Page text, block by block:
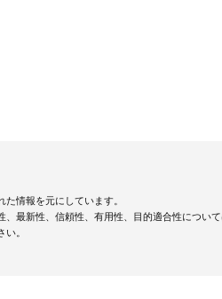
情報を元にしています。
最新性、信頼性、有用性、目的適合性について
。